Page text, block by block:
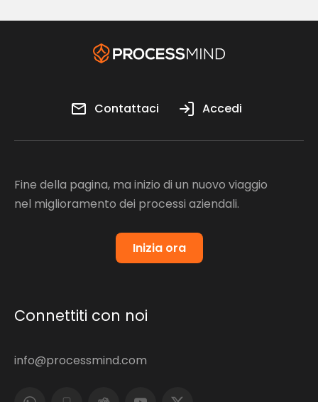
Contattaci Accedi
Fine della pagina, ma inizio di un nuovo viaggio
nel miglioramento dei processi aziendali.
Inizia ora
Connettiti con noi
info@processmind.com